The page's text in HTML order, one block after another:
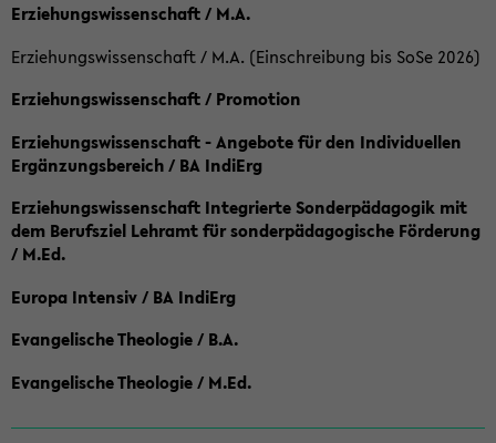
Erziehungswissenschaft / M.A.
Erziehungswissenschaft / M.A. (Einschreibung bis SoSe 2026)
Erziehungswissenschaft / Promotion
Erziehungswissenschaft - Angebote für den Individuellen
Ergänzungsbereich / BA IndiErg
Erziehungswissenschaft Integrierte Sonderpädagogik mit
dem Berufsziel Lehramt für sonderpädagogische Förderung
/ M.Ed.
Europa Intensiv / BA IndiErg
Evangelische Theologie / B.A.
Evangelische Theologie / M.Ed.